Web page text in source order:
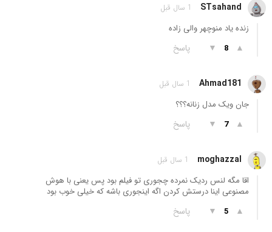
STsahand 1 سال قبل
زنده یاد منوچهر والی زاده
▲
8
▼ پاسخ
Ahmad181 1 سال قبل
جان ویک مدل زنانه؟؟؟
▲
7
▼ پاسخ
moghazzal 1 سال قبل
اقا مگه لنس ردیک نمرده چجوری تو فیلم بود پس یعنی با هوش
مصنوعی اینا درستش کردن اگه اینجوری باشه که خیلی خوب بود
▲
5
▼ پاسخ